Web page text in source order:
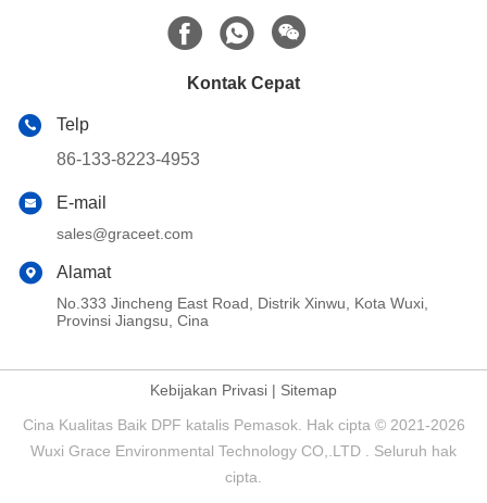
Kontak Cepat
Telp
86-133-8223-4953
E-mail
sales@graceet.com
Alamat
No.333 Jincheng East Road, Distrik Xinwu, Kota Wuxi,
Provinsi Jiangsu, Cina
Kebijakan Privasi | Sitemap
Cina Kualitas Baik DPF katalis Pemasok. Hak cipta © 2021-2026
Wuxi Grace Environmental Technology CO,.LTD . Seluruh hak
cipta.